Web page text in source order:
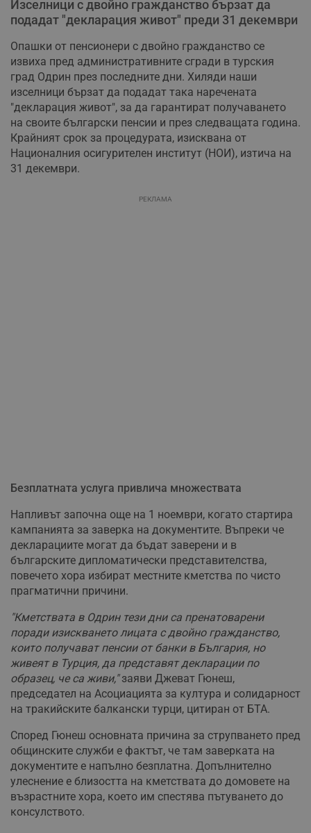
Изселници с двойно гражданство бързат да
подадат "декларация живот" преди 31 декември
Опашки от пенсионери с двойно гражданство се
извиха пред административните сгради в турския
град Одрин през последните дни. Хиляди наши
изселници бързат да подадат така наречената
"декларация живот", за да гарантират получаването
на своите български пенсии и през следващата година.
Крайният срок за процедурата, изисквана от
Националния осигурителен институт (НОИ), изтича на
31 декември.
РЕКЛАМА
Безплатната услуга привлича множествата
Напливът започна още на 1 ноември, когато стартира
кампанията за заверка на документите. Въпреки че
декларациите могат да бъдат заверени и в
българските дипломатически представителства,
повечето хора избират местните кметства по чисто
прагматични причини.
"Кметствата в Одрин тези дни са пренатоварени
поради изискването лицата с двойно гражданство,
които получават пенсии от банки в България, но
живеят в Турция, да представят декларации по
образец, че са живи,"заяви Джеват Гюнеш,
председател на Асоциацията за култура и солидарност
на тракийските балкански турци, цитиран от БТА.
Според Гюнеш основната причина за струпването пред
общинските служби е фактът, че там заверката на
документите е напълно безплатна. Допълнително
улеснение е близостта на кметствата до домовете на
възрастните хора, което им спестява пътуването до
консулството.